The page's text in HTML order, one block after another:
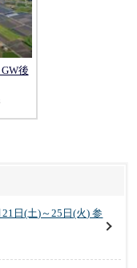
後
日(土)～25日(火) 参